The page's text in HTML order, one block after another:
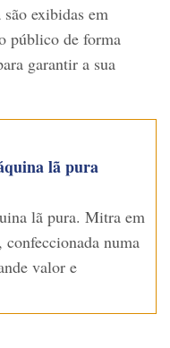
exibidas em
público de forma
garantir a sua
lã pura
lã pura. Mitra em
numa
valor e